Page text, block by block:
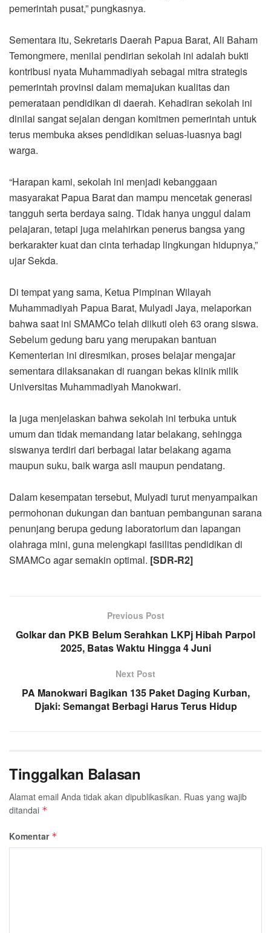
pemerintah pusat,” pungkasnya.
Sementara itu, Sekretaris Daerah Papua Barat, Ali Baham
Temongmere, menilai pendirian sekolah ini adalah bukti
kontribusi nyata Muhammadiyah sebagai mitra strategis
pemerintah provinsi dalam memajukan kualitas dan
pemerataan pendidikan di daerah. Kehadiran sekolah ini
dinilai sangat sejalan dengan komitmen pemerintah untuk
terus membuka akses pendidikan seluas-luasnya bagi
warga.
“Harapan kami, sekolah ini menjadi kebanggaan
masyarakat Papua Barat dan mampu mencetak generasi
tangguh serta berdaya saing. Tidak hanya unggul dalam
pelajaran, tetapi juga melahirkan penerus bangsa yang
berkarakter kuat dan cinta terhadap lingkungan hidupnya,”
ujar Sekda.
Di tempat yang sama, Ketua Pimpinan Wilayah
Muhammadiyah Papua Barat, Mulyadi Jaya, melaporkan
bahwa saat ini SMAMCo telah diikuti oleh 63 orang siswa.
Sebelum gedung baru yang merupakan bantuan
Kementerian ini diresmikan, proses belajar mengajar
sementara dilaksanakan di ruangan bekas klinik milik
Universitas Muhammadiyah Manokwari.
Ia juga menjelaskan bahwa sekolah ini terbuka untuk
umum dan tidak memandang latar belakang, sehingga
siswanya terdiri dari berbagai latar belakang agama
maupun suku, baik warga asli maupun pendatang.
Dalam kesempatan tersebut, Mulyadi turut menyampaikan
permohonan dukungan dan bantuan pembangunan sarana
penunjang berupa gedung laboratorium dan lapangan
olahraga mini, guna melengkapi fasilitas pendidikan di
SMAMCo agar semakin optimal. [SDR-R2]
Previous Post
Golkar dan PKB Belum Serahkan LKPj Hibah Parpol
2025, Batas Waktu Hingga 4 Juni
Next Post
PA Manokwari Bagikan 135 Paket Daging Kurban,
Djaki: Semangat Berbagi Harus Terus Hidup
Tinggalkan Balasan
Alamat email Anda tidak akan dipublikasikan. Ruas yang wajib
ditandai *
Komentar *